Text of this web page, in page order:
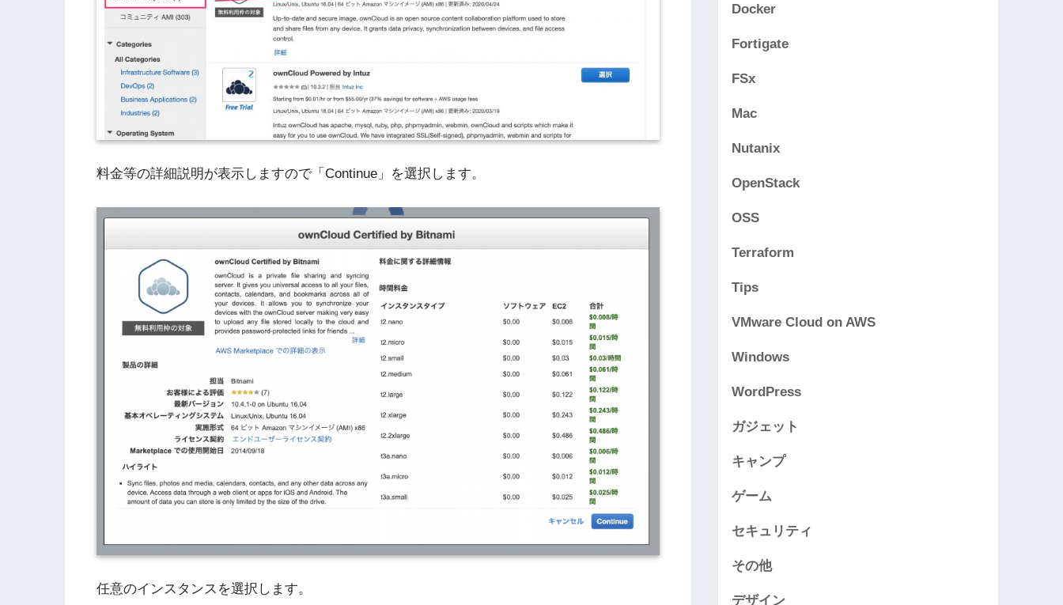
料金等の詳細説明が表示しますので「Continue」を選択します。
任意のインスタンスを選択します。
Docker
Fortigate
FSx
Mac
Nutanix
OpenStack
OSS
Terraform
Tips
VMware Cloud on AWS
Windows
WordPress
ガジェット
キャンプ
ゲーム
セキュリティ
その他
デザイン